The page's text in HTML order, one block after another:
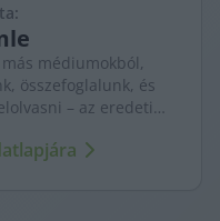
médiumokból,
összefoglalunk, és
– az eredeti